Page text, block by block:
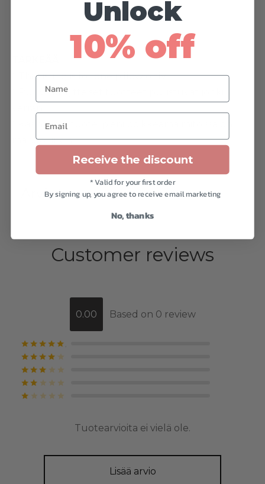
* This listing is for one pillow only.
* Puuvillatäytteiset tuotteet puristuvat jonkin
* Käsintehty tuote, pieni poikkeama mitoissa on
mahdollinen.
Arviot
Customer reviews
0.00 Based on 0 review
Tuotearvioita ei vielä ole.
Lisää arvio
Unlock
10% off
Name
Email
Receive the discount
* Valid for your first order
By signing up, you agree to receive email marketing
No, thanks